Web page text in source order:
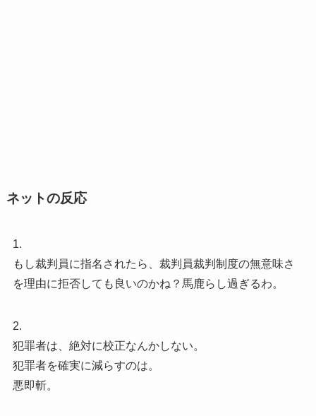
ネットの反応
1.
もし裁判員に指名されたら、裁判員裁判制度の無意味さ
を理由に拒否しても良いのかね？馬鹿らし過ぎるわ。
2.
犯罪者は、絶対に校正なんかしない。
犯罪者を確実に減らすのは。
悪即斬。